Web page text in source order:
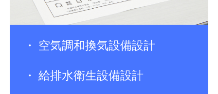
・ 空気調和換気設備設計
・ 給排水衛生設備設計